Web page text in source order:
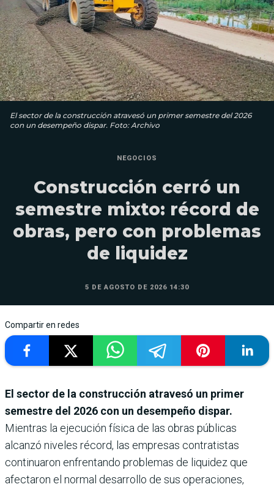
El sector de la construcción atravesó un primer semestre del 2026
con un desempeño dispar. Foto: Archivo
NEGOCIOS
Construcción cerró un
semestre mixto: récord de
obras, pero con problemas
de liquidez
5 DE AGOSTO DE 2026 14:30
Compartir en redes
El sector de la construcción atravesó un primer
semestre del 2026 con un desempeño dispar.
Mientras la ejecución física de las obras públicas
alcanzó niveles récord, las empresas contratistas
continuaron enfrentando problemas de liquidez que
afectaron el normal desarrollo de sus operaciones,